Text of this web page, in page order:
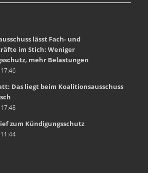
lässt Fach- und
im Stich: Weniger
mehr Belastungen
Das liegt beim Koalitionsausschuss
zum Kündigungsschutz